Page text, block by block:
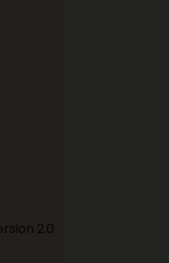
2.0